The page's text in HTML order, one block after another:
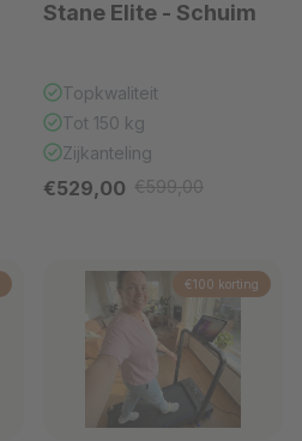
Stane Elite - Schuim
Topkwaliteit
Tot 150 kg
Zijkanteling
Verkoopprijs
€529,00 Reguliere prijs
€599,00
€100 korting